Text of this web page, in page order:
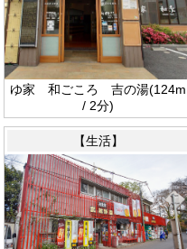
ゆ家 和ごころ 吉の湯(124m
/ 2分)
【生活】